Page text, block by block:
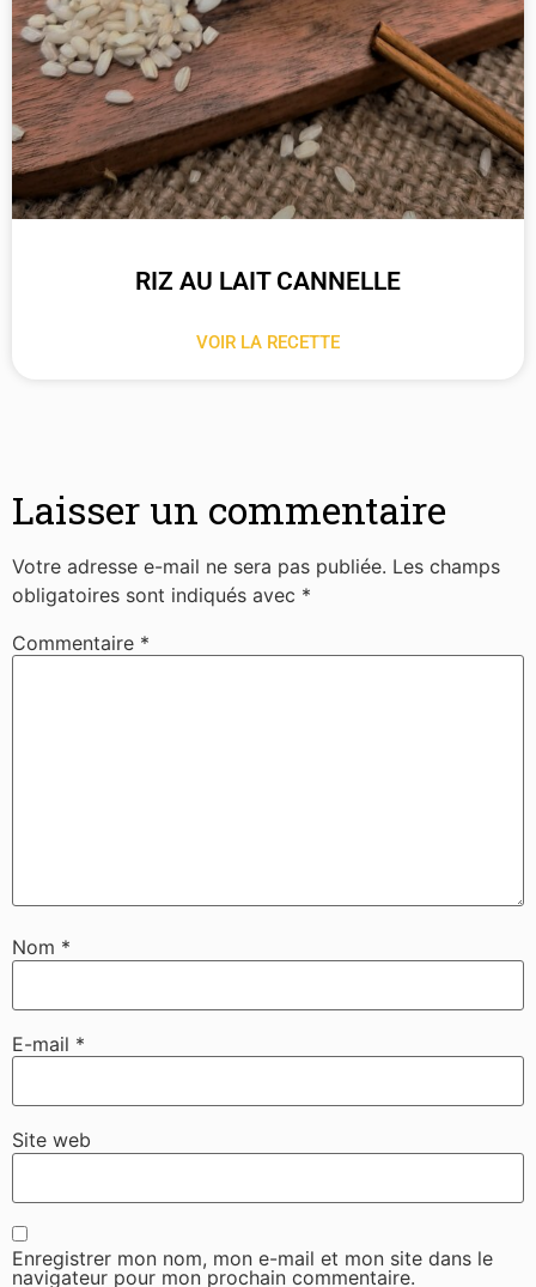
RIZ AU LAIT CANNELLE
VOIR LA RECETTE
Laisser un commentaire
Votre adresse e-mail ne sera pas publiée. Les champs
obligatoires sont indiqués avec *
Commentaire *
Nom *
E-mail *
Site web
Enregistrer mon nom, mon e-mail et mon site dans le
navigateur pour mon prochain commentaire.